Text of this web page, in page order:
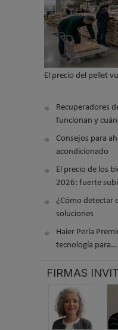
El precio del pellet
Recuperadores
funcionan y
Consejos para
acondicionado
El precio de los
2026: fuerte
¿Cómo detectar
soluciones
Haier Perla
tecnología para…
FIRMAS